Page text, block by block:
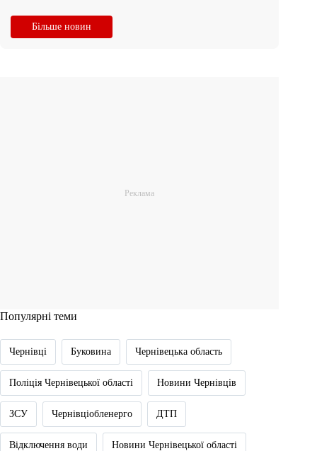
Більше новин
Популярні теми
Чернівці Буковина Чернівецька область
Поліція Чернівецької області Новини Чернівців
ЗСУ Чернівціобленерго ДТП
Відключення води Новини Чернівецької області